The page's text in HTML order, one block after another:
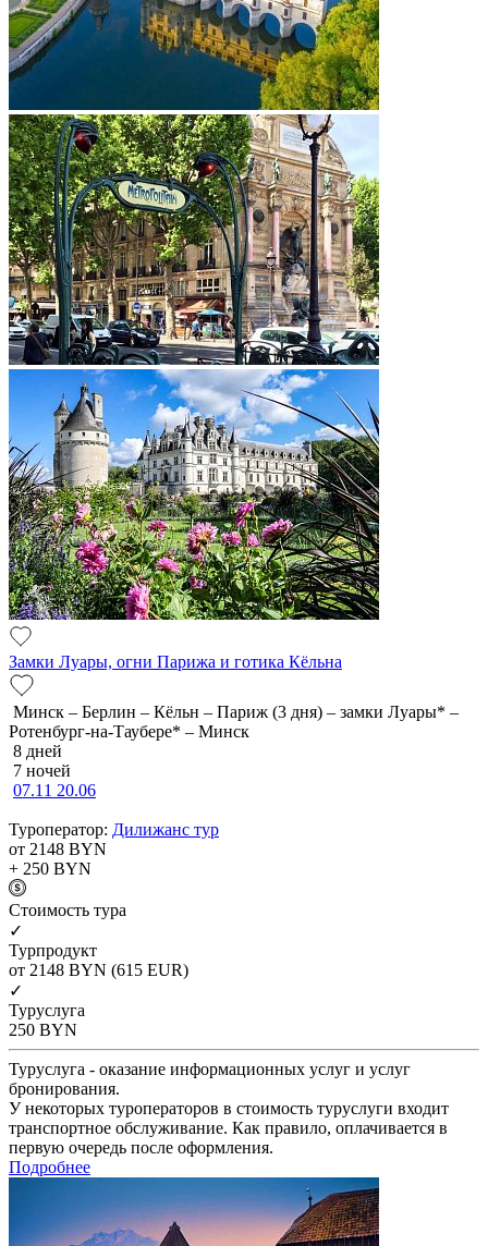
Замки Луары, огни Парижа и готика Кёльна
Минск – Берлин – Кёльн – Париж (3 дня) – замки Луары* –
Ротенбург-на-Таубере* – Минск
8 дней
7 ночей
07.11 20.06
Туроператор: Дилижанс тур
от 2148 BYN
+ 250 BYN
Cтоимость тура
✓
Турпродукт
от 2148 BYN (615 EUR)
✓
Туруслуга
250 BYN
Туруслуга - оказание информационных услуг и услуг
бронирования.
У некоторых туроператоров в стоимость туруслуги входит
транспортное обслуживание. Как правило, оплачивается в
первую очередь после оформления.
Подробнее